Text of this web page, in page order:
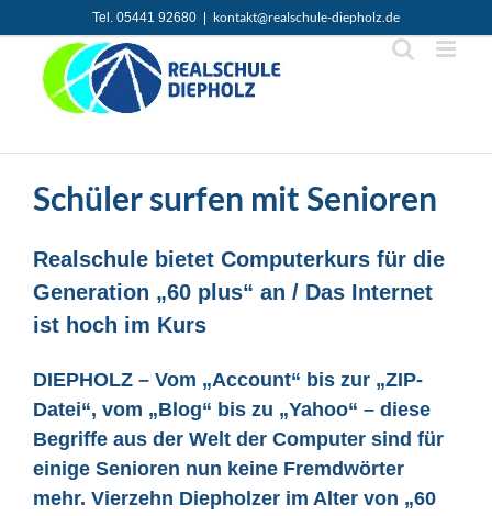
Inhalt
springen
Tel. 05441 92680 kontakt@realschule-diepholz.de
Schüler surfen mit Senioren
Realschule bietet Computerkurs für die
Generation „60 plus“ an / Das Internet
ist hoch im Kurs
DIEPHOLZ – Vom „Account“ bis zur „ZIP-
Datei“, vom „Blog“ bis zu „Yahoo“ – diese
Begriffe aus der Welt der Computer sind für
einige Senioren nun keine Fremdwörter
mehr. Vierzehn Diepholzer im Alter von „60